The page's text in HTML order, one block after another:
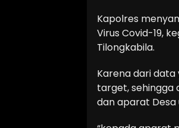
Kapolres
Virus Covid-19,
Tilongkabila.
Karena dari data
target, sehingga
dan aparat Desa